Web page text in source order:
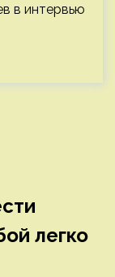
в интервью
легко